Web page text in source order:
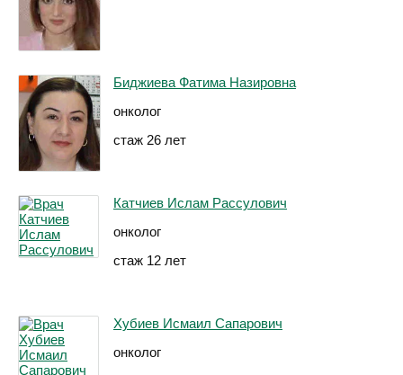
Биджиева Фатима Назировна
онколог
стаж 26 лет
Катчиев Ислам Рассулович
онколог
стаж 12 лет
Хубиев Исмаил Сапарович
онколог